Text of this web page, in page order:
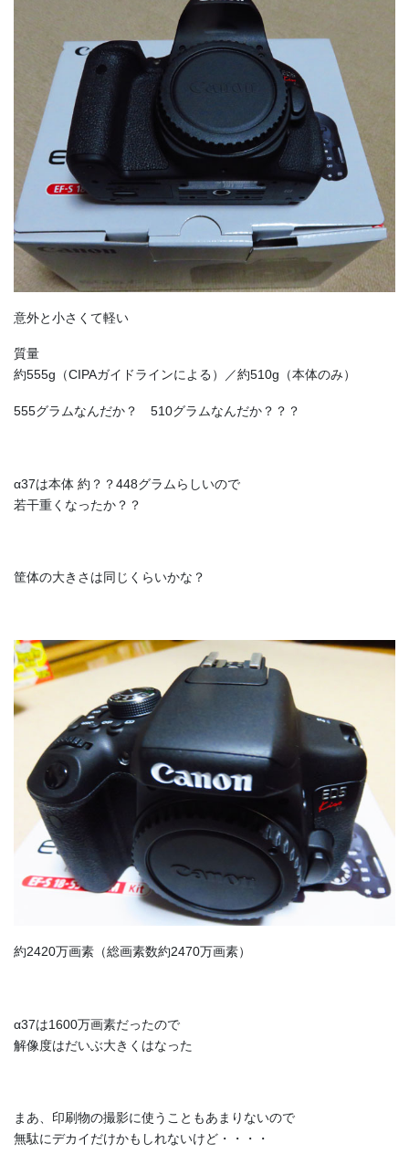
意外と小さくて軽い
質量
約555g（CIPAガイドラインによる）／約510g（本体のみ）
555グラムなんだか？ 510グラムなんだか？？？
α37は本体 約？？448グラムらしいので
若干重くなったか？？
筐体の大きさは同じくらいかな？
約2420万画素（総画素数約2470万画素）
α37は1600万画素だったので
解像度はだいぶ大きくはなった
まあ、印刷物の撮影に使うこともあまりないので
無駄にデカイだけかもしれないけど・・・・